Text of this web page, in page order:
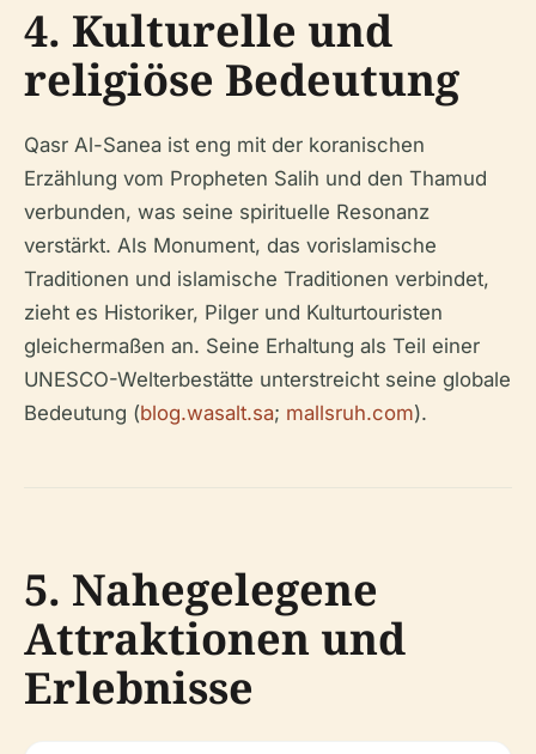
4. Kulturelle und
religiöse Bedeutung
Qasr Al-Sanea ist eng mit der koranischen
Erzählung vom Propheten Salih und den Thamud
verbunden, was seine spirituelle Resonanz
verstärkt. Als Monument, das vorislamische
Traditionen und islamische Traditionen verbindet,
zieht es Historiker, Pilger und Kulturtouristen
gleichermaßen an. Seine Erhaltung als Teil einer
UNESCO-Welterbestätte unterstreicht seine globale
Bedeutung (blog.wasalt.sa; mallsruh.com).
5. Nahegelegene
Attraktionen und
Erlebnisse